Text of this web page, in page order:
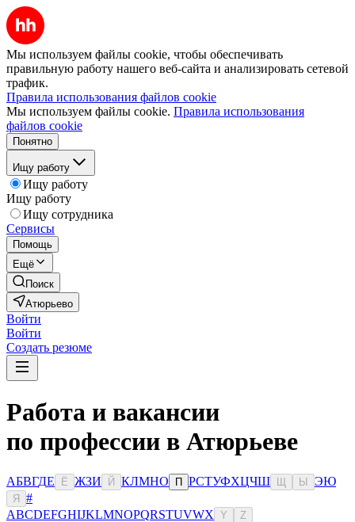
Мы используем файлы cookie, чтобы обеспечивать
правильную работу нашего веб-сайта и анализировать сетевой
трафик.
Правила использования файлов cookie
Мы используем файлы cookie. Правила использования
файлов cookie
Понятно
Ищу работу
Ищу работу
Ищу работу
Ищу сотрудника
Сервисы
Помощь
Ещё
Поиск
Атюрьево
Войти
Войти
Создать резюме
Работа и вакансии
по профессии в Атюрьеве
АБВГДЕ Ё ЖЗИ Й КЛМНО П РСТУФХЦЧШ Ы ЭЮ
Я
#
ABCDEFGHIJKLMNOPQRSTUVWX Y Z